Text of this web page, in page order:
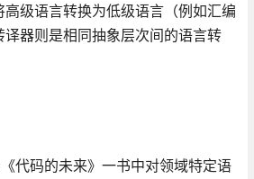
级语言转换为低级语言（例如汇编
器则是相同抽象层次间的语言转
代码的未来》一书中对领域特定语